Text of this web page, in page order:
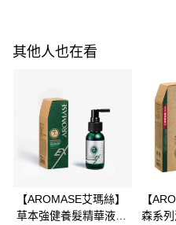
４．使用「AFTEE先享後付」時，將
５．嚴禁一人註冊多個帳號或使用他
恩沛科技股份有限公司將有權停止
每筆NT$100，滿NT$600(含以上)
每筆NT$150，滿NT$1,500(含以
其他人也在看
【AROMASE艾瑪絲】
草本強健養髮精華液
【
森系